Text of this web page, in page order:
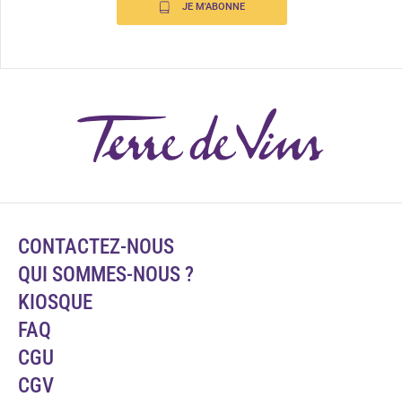
JE M'ABONNE
CONTACTEZ-NOUS
QUI SOMMES-NOUS ?
KIOSQUE
FAQ
CGU
CGV